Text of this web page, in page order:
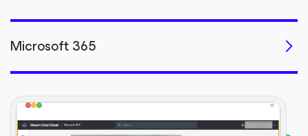
Microsoft 365